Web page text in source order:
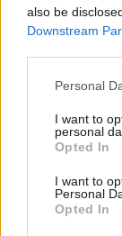
also be
Downstream
Please note
not limited to
grant or deny
use your data
consent section.
Personal
I want to
personal
Opted In
I want to
Personal
Opted In
Δύο λεπτά